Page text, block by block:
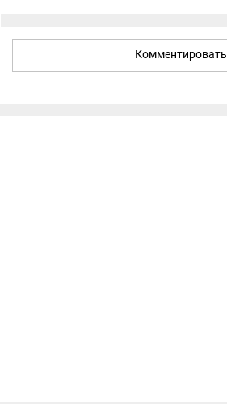
Комментировать